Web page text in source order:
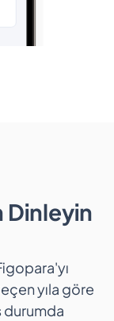
Dinleyin
yıla göre
durumda